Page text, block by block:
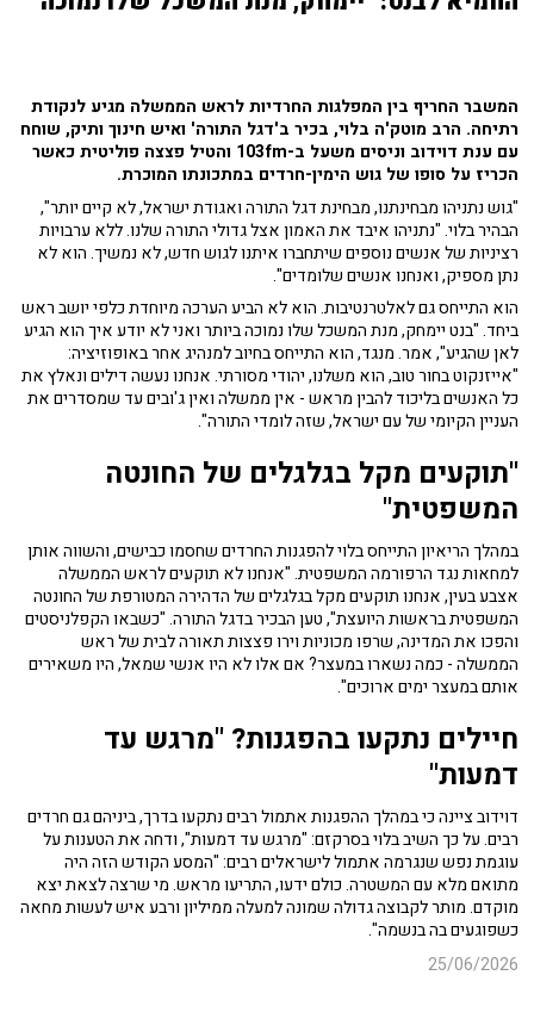
המשבר החריף בין המפלגות החרדיות לראש הממשלה מגיע לנקודת
רתיחה. הרב מוטק'ה בלוי, בכיר ב'דגל התורה' ואיש חינוך ותיק, שוחח
עם ענת דוידוב וניסים משעל ב-103fm והטיל פצצה פוליטית כאשר
הכריז על סופו של גוש הימין-חרדים במתכונתו המוכרת.
"גוש נתניהו מבחינתנו, מבחינת דגל התורה ואגודת ישראל, לא קיים יותר",
הבהיר בלוי. "נתניהו איבד את האמון אצל גדולי התורה שלנו. ללא ערבויות
רציניות של אנשים נוספים שיתחברו איתנו לגוש חדש, לא נמשיך. הוא לא
נתן מספיק, ואנחנו אנשים שלומדים".
הוא התייחס גם לאלטרנטיבות. הוא לא הביע הערכה מיוחדת כלפי יושב ראש
ביחד. "בנט יימחק, מנת המשכל שלו נמוכה ביותר ואני לא יודע איך הוא הגיע
לאן שהגיע", אמר. מנגד, הוא התייחס בחיוב למנהיג אחר באופוזיציה:
"אייזנקוט בחור טוב, הוא משלנו, יהודי מסורתי. אנחנו נעשה דילים ונאלץ את
כל האנשים בליכוד להבין מראש - אין ממשלה ואין ג'ובים עד שמסדרים את
העניין הקיומי של עם ישראל, שזה לומדי התורה".
"תוקעים מקל בגלגלים של החונטה
המשפטית"
במהלך הריאיון התייחס בלוי להפגנות החרדים שחסמו כבישים, והשווה אותן
למחאות נגד הרפורמה המשפטית. "אנחנו לא תוקעים לראש הממשלה
אצבע בעין, אנחנו תוקעים מקל בגלגלים של הדהירה המטורפת של החונטה
המשפטית בראשות היועצת", טען הבכיר בדגל התורה. "כשבאו הקפלניסטים
והפכו את המדינה, שרפו מכוניות וירו פצצות תאורה לבית של ראש
הממשלה - כמה נשארו במעצר? אם אלו לא היו אנשי שמאל, היו משאירים
אותם במעצר ימים ארוכים".
חיילים נתקעו בהפגנות? "מרגש עד
דמעות"
דוידוב ציינה כי במהלך ההפגנות אתמול רבים נתקעו בדרך, ביניהם גם חרדים
רבים. על כך השיב בלוי בסרקזם: "מרגש עד דמעות", ודחה את הטענות על
עוגמת נפש שנגרמה אתמול לישראלים רבים: "המסע הקודש הזה היה
מתואם מלא עם המשטרה. כולם ידעו, התריעו מראש. מי שרצה לצאת יצא
מוקדם. מותר לקבוצה גדולה שמונה למעלה ממיליון ורבע איש לעשות מחאה
כשפוגעים בה בנשמה".
25/06/2026